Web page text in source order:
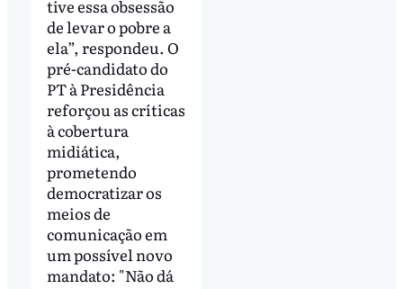
tive essa obsessão
de levar o pobre a
ela”, respondeu. O
pré-candidato do
PT à Presidência
reforçou as críticas
à cobertura
midiática,
prometendo
democratizar os
meios de
comunicação em
um possível novo
mandato: "Não dá